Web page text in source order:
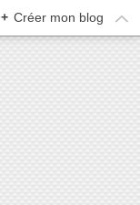
+ Créer mon blog